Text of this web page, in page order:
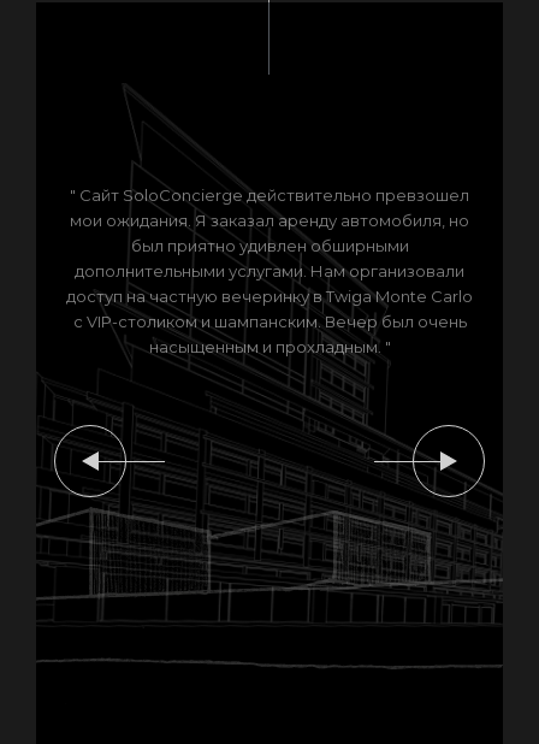
" Сайт SoloConcierge действительно превзошел
мои ожидания. Я заказал аренду автомобиля, но
был приятно удивлен обширными
дополнительными услугами. Нам организовали
доступ на частную вечеринку в Twiga Monte Carlo
с VIP-столиком и шампанским. Вечер был очень
насыщенным и прохладным. "